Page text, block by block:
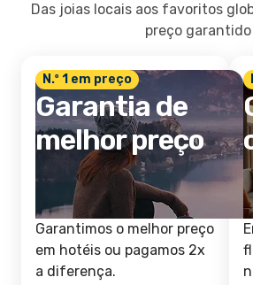
Das joias locais aos favoritos
preço garantido
N.º 1 em preço
Garantia de
melhor preço
Garantimos o melhor preço
em hotéis ou pagamos 2x
a diferença.